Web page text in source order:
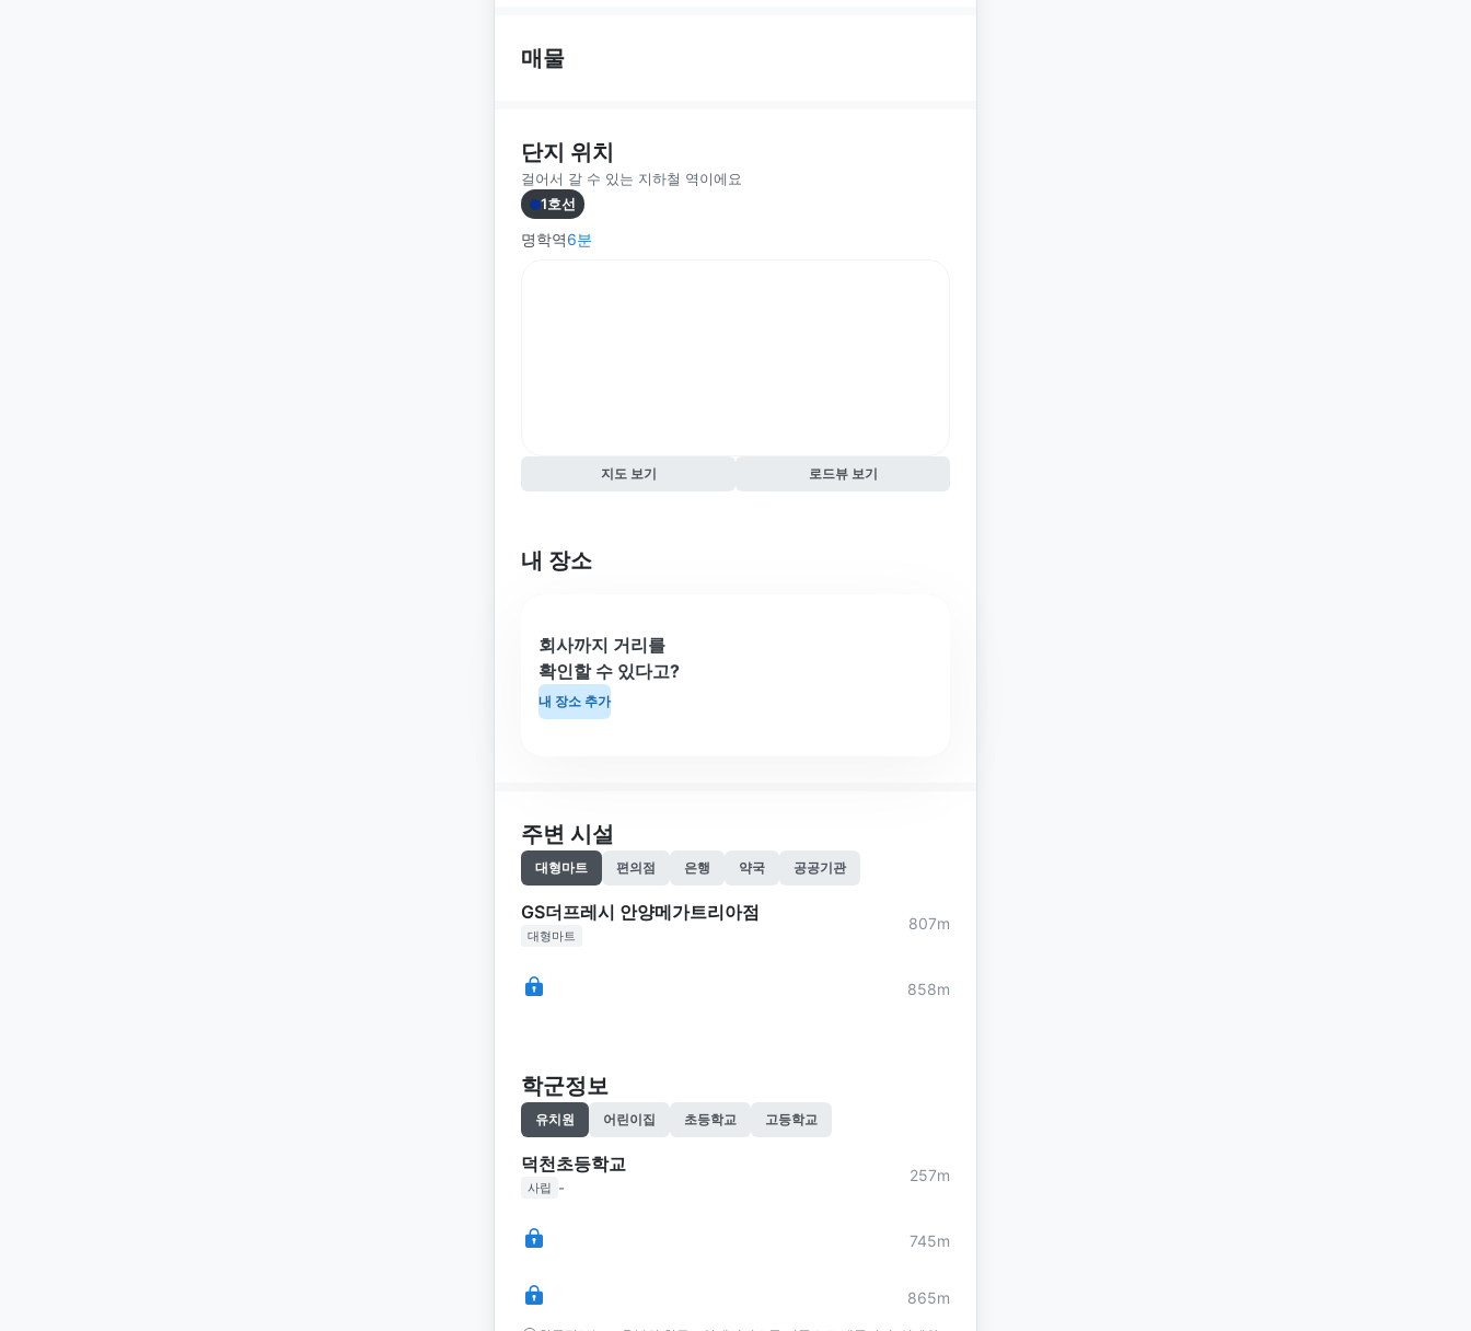
매물
단지 위치
걸어서 갈 수 있는 지하철 역이에요
1호선
명학역6분
지도 보기 로드뷰 보기
내 장소
회사까지 거리를
확인할 수 있다고?
내 장소 추가
주변 시설
대형마트 편의점 은행 약국 공공기관
GS더프레시 안양메가트리아점
대형마트
807m
858m
학군정보
유치원 어린이집 초등학교 고등학교
덕천초등학교
사립 -
257m
745m
865m